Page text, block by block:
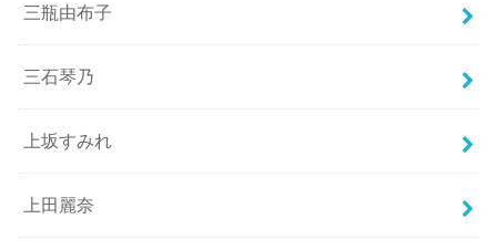
三瓶由布子
三石琴乃
上坂すみれ
上田麗奈